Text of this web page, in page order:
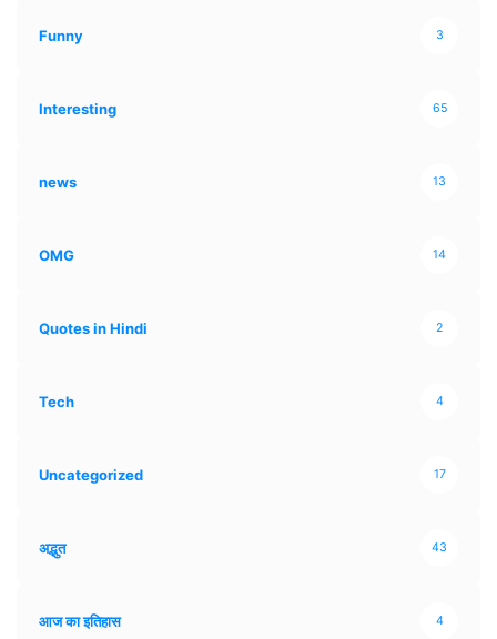
Funny 3
Interesting 65
news 13
OMG 14
Quotes in Hindi 2
Tech 4
Uncategorized 17
अद्भुत 43
आज का इतिहास 4